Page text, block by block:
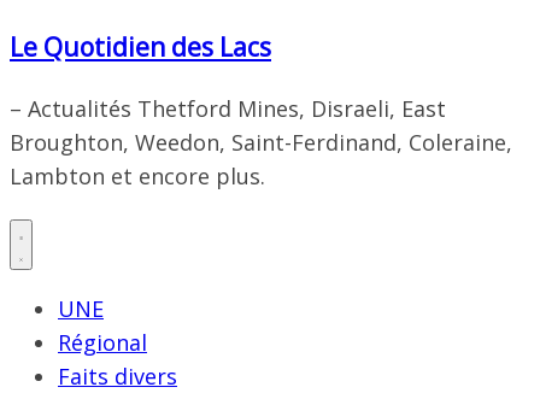
Le Quotidien des Lacs
– Actualités Thetford Mines, Disraeli, East
Broughton, Weedon, Saint-Ferdinand, Coleraine,
Lambton et encore plus.
UNE
Régional
Faits divers